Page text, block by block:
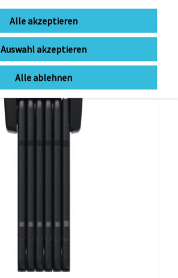
Alle akzeptieren
Auswahl akzeptieren
Alle ablehnen